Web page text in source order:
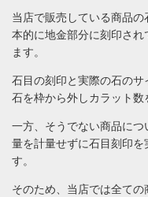
当店で販売している商品
本的に地金部分に刻印さ
ます。
石目の刻印と実際の石のサ
石を枠から外しカラット数
一方、そうでない商品に
量を計量せずに石目刻印
す。
そのため、当店では全て